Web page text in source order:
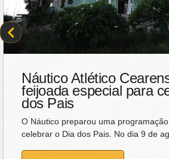
Náutico Atlético
feijoada especial para
dos Pais
O Náutico preparou uma
celebrar o Dia dos Pais. No dia 9 de